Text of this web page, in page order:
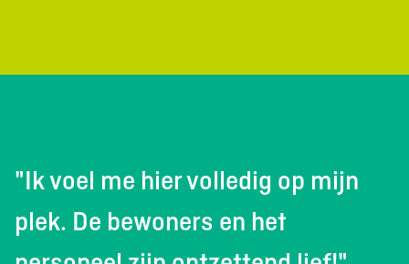
"Ik voel me hier volledig op mijn
plek. De bewoners en het